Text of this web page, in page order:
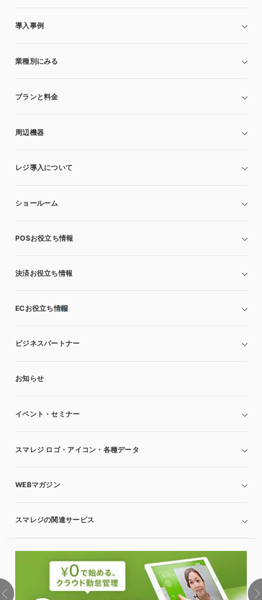
導入事例
業種別にみる
プランと料金
周辺機器
レジ導入について
ショールーム
POSお役立ち情報
決済お役立ち情報
ECお役立ち情報
ビジネスパートナー
お知らせ
イベント・セミナー
スマレジ ロゴ・アイコン・各種データ
WEBマガジン
スマレジの関連サービス